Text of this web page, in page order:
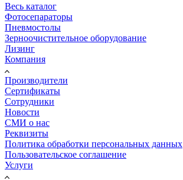
Весь каталог
Фотосепараторы
Пневмостолы
Зерноочистительное оборудование
Лизинг
Компания
Производители
Сертификаты
Сотрудники
Новости
СМИ о нас
Реквизиты
Политика обработки персональных данных
Пользовательское соглашение
Услуги